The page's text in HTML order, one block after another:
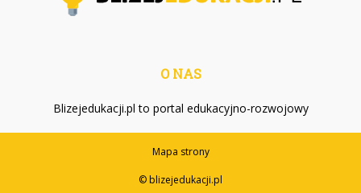
O NAS
Blizejedukacji.pl to portal edukacyjno-rozwojowy
Mapa strony
© blizejedukacji.pl